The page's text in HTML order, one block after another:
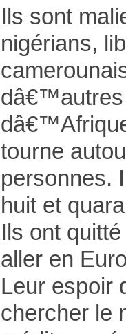
Ils sont
nigérians,
tourne
personnes.
huit et
Ils ont
aller en
Leur espoir
chercher le